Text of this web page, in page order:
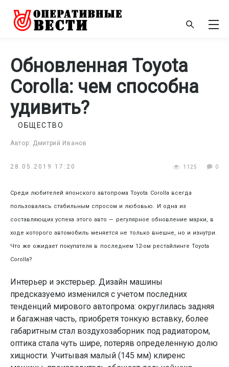
Обновленная Toyоta
Corolla: чем способна
удивить?
Автор: Дмитрий Иванов
ОБЩЕСТВО
28.05.2019 17:20 1125 0
Среди любителей японского автопрома Toyоta Corolla всегда
пользовалась стабильным спросом и любовью. И одна из
составляющих успеха этого авто — регулярное обновление марки, в
ходе которого автомобиль меняется не только внешне, но и изнутри.
Что же ожидает покупателя в последнем 12-ом рестайлинге Toyоta
Corolla?
Интерьер и экстерьер. Дизайн машины
предсказуемо изменился с учетом последних
тенденций мирового автопрома: округлилась задняя
и багажная часть, приобретя тонкую вставку, более
габаритным стал воздухозаборник под радиатором,
оптика стала чуть шире, потеряв определенную долю
хищности. Учитывая малый (145 мм) клиренс